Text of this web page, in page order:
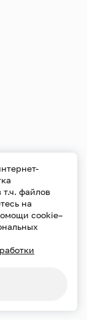
т.ч. файлов
на
cookie–